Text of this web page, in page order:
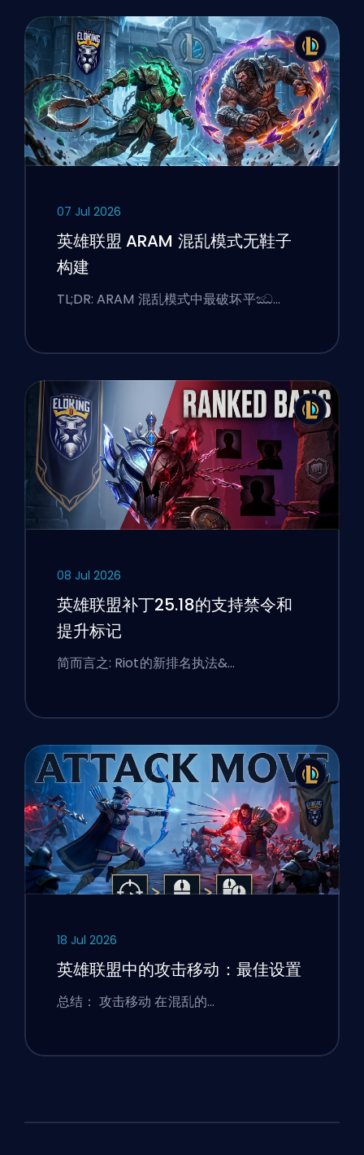
07 Jul 2026
英雄联盟 ARAM 混乱模式无鞋子
构建
TL;DR: ARAM 混乱模式中最破坏平ඣ…
08 Jul 2026
英雄联盟补丁25.18的支持禁令和
提升标记
简而言之: Riot的新排名执法&…
18 Jul 2026
英雄联盟中的攻击移动：最佳设置
总结： 攻击移动 在混乱的…